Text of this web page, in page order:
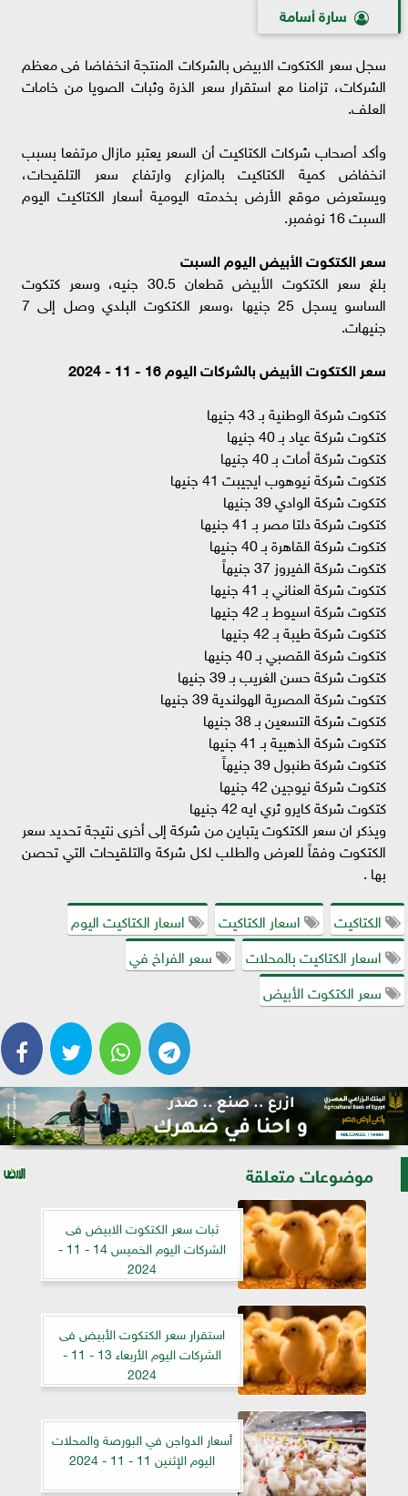
سارة أسامة
سجل سعر الكتكوت الابيض بالشركات المنتجة انخفاضا فى معظم
الشركات، تزامنا مع استقرار سعر الذرة وثبات الصويا من خامات
العلف.
وأكد أصحاب شركات الكتاكيت أن السعر يعتبر مازال مرتفعا بسبب
انخفاض كمية الكتاكيت بالمزارع وارتفاع سعر التلقيحات،
ويستعرض موقع الأرض بخدمته اليومية أسعار الكتاكيت اليوم
السبت 16 نوفمبر.
سعر الكتكوت الأبيض اليوم السبت
بلغ سعر الكتكوت الأبيض قطعان 30.5 جنيه، وسعر كتكوت
الساسو يسجل 25 جنيها ،وسعر الكتكوت البلدي وصل إلى 7
جنيهات.
سعر الكتكوت الأبيض بالشركات اليوم 16 - 11 - 2024
كتكوت شركة الوطنية بـ 43 جنيها
كتكوت شركة عياد بـ 40 جنيها
كتكوت شركة أمات بـ 40 جنيها
كتكوت شركة نيوهوب ايجيبت 41 جنيها
كتكوت شركة الوادي 39 جنيها
كتكوت شركة دلتا مصر بـ 41 جنيها
كتكوت شركة القاهرة بـ 40 جنيها
كتكوت شركة الفيروز 37 جنيهاً
كتكوت شركة العناني بـ 41 جنيها
كتكوت شركة اسيوط بـ 42 جنيها
كتكوت شركة طيبة بـ 42 جنيها
كتكوت شركة القصبي بـ 40 جنيها
كتكوت شركة حسن الغريب بـ 39 جنيها
كتكوت شركة المصرية الهولندية 39 جنيها
كتكوت شركة التسعين بـ 38 جنيها
كتكوت شركة الذهبية بـ 41 جنيها
كتكوت شركة طنبول 39 جنيهاً
كتكوت شركة نيوجين 42 جنيها
كتكوت شركة كايرو ثري ايه 42 جنيها
ويذكر ان سعر الكتكوت يتباين من شركة إلى أخرى نتيجة تحديد سعر
الكتكوت وفقاً للعرض والطلب لكل شركة والتلقيحات التي تحصن
بها .
الكتاكيت
اسعار الكتاكيت
اسعار الكتاكيت اليوم
اسعار الكتاكيت بالمحلات
سعر الفراخ في
سعر الكتكوت الأبيض
موضوعات متعلقة
ثبات سعر الكتكوت الابيض فى
الشركات اليوم الخميس 14 - 11 -
2024
استقرار سعر الكتكوت الأبيض فى
الشركات اليوم الأربعاء 13 - 11 -
2024
أسعار الدواجن في البورصة والمحلات
اليوم الإثنين 11 - 11 - 2024